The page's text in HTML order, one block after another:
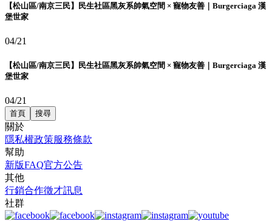
【松山區/南京三民】民生社區黑灰系帥氣空間 × 寵物友善｜Burgerciaga 漢
堡世家
04/21
【松山區/南京三民】民生社區黑灰系帥氣空間 × 寵物友善｜Burgerciaga 漢
堡世家
04/21
首頁 搜尋
關於
隱私權政策服務條款
幫助
新版FAQ官方公告
其他
行銷合作徵才訊息
社群